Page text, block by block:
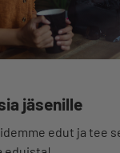
jäsenille
edut ja tee